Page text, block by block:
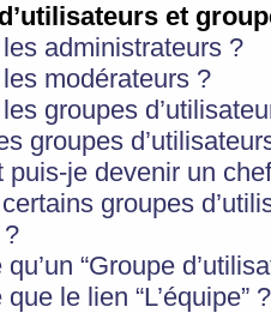
et
administrateurs ?
modérateurs ?
groupes
groupes
puis-je devenir un
groupes
qu’un “Groupe
que le lien “L’équipe” ?